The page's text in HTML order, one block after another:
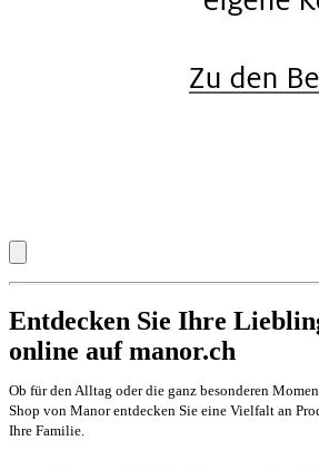
Entdecken Sie Ihre
online auf manor.ch
Ob für den Alltag oder die ganz besonderen
Shop von Manor entdecken Sie eine Vielfalt an
Ihre Familie.